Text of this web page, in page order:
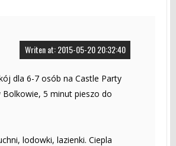
Writen at: 2015-05-20 20:32:40
dla 6-7 osób na Castle Party
Bolkowie, 5 minut pieszo do
lodowki, lazienki. Ciepla